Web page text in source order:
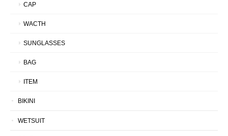
CAP
WACTH
SUNGLASSES
BAG
ITEM
BIKINI
WETSUIT